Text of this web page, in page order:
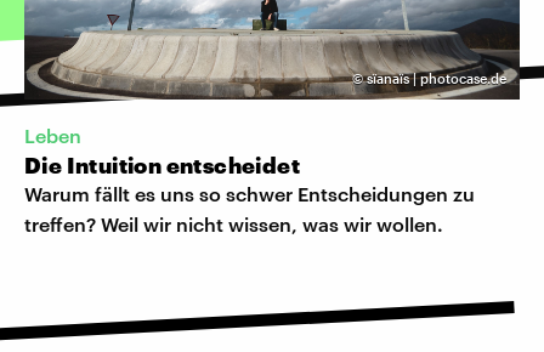
©sïanaïs | photocase.de
Leben
Die Intuition entscheidet
Warum fällt es uns so schwer Entscheidungen zu
treffen? Weil wir nicht wissen, was wir wollen.